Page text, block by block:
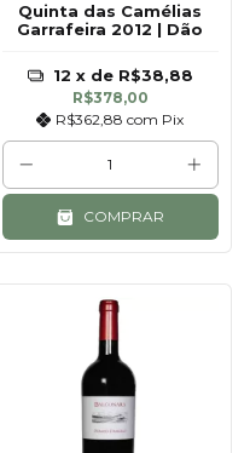
Quinta das Camélias
Garrafeira 2012 | Dão
R$378,00
R$362,88com Pix
12 x de R$38,88
COMPRAR